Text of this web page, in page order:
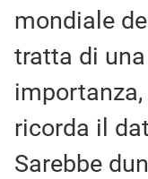
mondiale
tratta di
ricorda il
Sarebbe